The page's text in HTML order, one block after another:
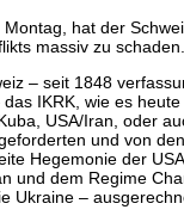
hat der
massiv zu schaden.
– seit 1848
IKRK, wie es
USA/Iran, oder
und von
Hegemonie der
und dem Regime
Ukraine –